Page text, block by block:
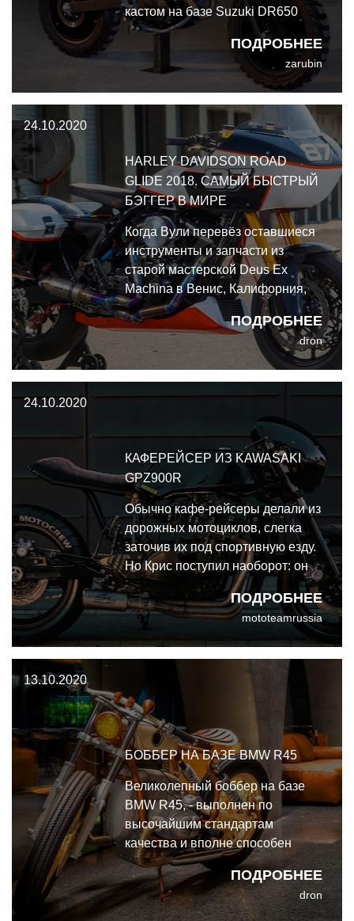
ПОДРОБНЕЕ
кастом на базе Suzuki DR650
1999 года - внушительный и
zarubin
24.10.2020
HARLEY DAVIDSON ROAD
GLIDE 2018. САМЫЙ БЫСТРЫЙ
БЭГГЕР В МИРЕ
ПОДРОБНЕЕ
Когда Вули перевёз оставшиеся
инструменты и запчасти из
старой мастерской Deus Ex
Machina в Венис, Калифорния,
он ухмыльнулся - и попрощался
с прошлым. Его больше
заботило будущее, и, в
частности, следующий заказ -
подготовка Harley Davidson Road
dron
24.10.2020
КАФЕРЕЙСЕР ИЗ KAWASAKI
GPZ900R
ПОДРОБНЕЕ
Обычно кафе-рейсеры делали из
дорожных мотоциклов, слегка
заточив их под спортивную езду.
Но Крис поступил наоборот: он
взял лютый спортбайк Kawasaki
GPZ900R и снял с него
спортивный костюм.mototeamrussia
13.10.2020
БОББЕР НА БАЗЕ BMW R45
ПОДРОБНЕЕ
Великолепный боббер на базе
BMW R45, - выполнен по
высочайшим стандартам
качества и вполне способен
прославить мастеров. Конечный
результат безупречен, а
симпатичные мелкие детали
dron